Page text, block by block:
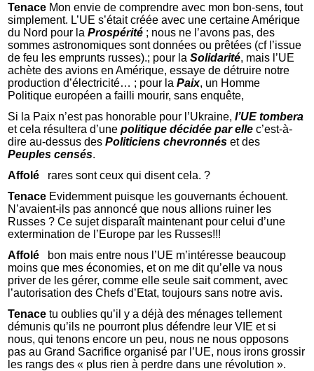
Tenace Mon envie de comprendre avec mon bon-sens, tout
simplement. L’UE s’était créée avec une certaine Amérique
du Nord pour laProspérité ; nous ne l’avons pas, des
sommes astronomiques sont données ou prêtées (cf l’issue
de feu les emprunts russes).; pour laSolidarité, mais l’UE
achète des avions en Amérique, essaye de détruire notre
production d’électricité… ; pour laPaix, un Homme
Politique européen a failli mourir, sans enquête,
Si la Paix n’est pas honorable pour l’Ukraine,l’UE tombera
et cela résultera d’unepolitique décidée par elle c’est-à-
dire au-dessus desPoliticiens chevronnés et des
Peuples censés.
Affolé rares sont ceux qui disent cela. ?
Tenace Evidemment puisque les gouvernants échouent.
N’avaient-ils pas annoncé que nous allions ruiner les
Russes ? Ce sujet disparaît maintenant pour celui d’une
extermination de l’Europe par les Russes!!!
Affolé bon mais entre nous l’UE m’intéresse beaucoup
moins que mes économies, et on me dit qu’elle va nous
priver de les gérer, comme elle seule sait comment, avec
l’autorisation des Chefs d’Etat, toujours sans notre avis.
Tenacetu oublies qu’il y a déjà des ménages tellement
démunis qu’ils ne pourront plus défendre leur VIE et si
nous, qui tenons encore un peu, nous ne nous opposons
pas au Grand Sacrifice organisé par l’UE, nous irons grossir
les rangs des « plus rien à perdre dans une révolution ».